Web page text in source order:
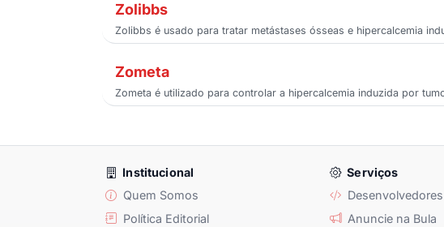
Zolibbs
Zolibbs é usado para tratar metástases ósseas e hipercalcemia
Zometa
Zometa é utilizado para controlar a hipercalcemia induzida por
Institucional
Quem Somos
Política Editorial
Serviços
Desenvolvedores
Anuncie na Bula